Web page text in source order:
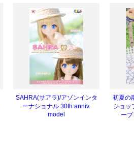
SAHRA(サアラ)/アゾンインタ
ーナショナル 30th anniv.
model
初夏の
ショッ
ー